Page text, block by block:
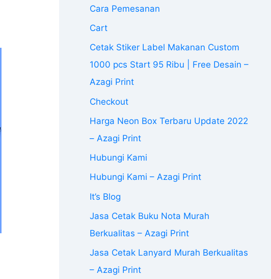
Cara Pemesanan
Cart
Cetak Stiker Label Makanan Custom
1000 pcs Start 95 Ribu | Free Desain –
Azagi Print
Checkout
Harga Neon Box Terbaru Update 2022
– Azagi Print
Hubungi Kami
Hubungi Kami – Azagi Print
It’s Blog
Jasa Cetak Buku Nota Murah
Berkualitas – Azagi Print
Jasa Cetak Lanyard Murah Berkualitas
– Azagi Print